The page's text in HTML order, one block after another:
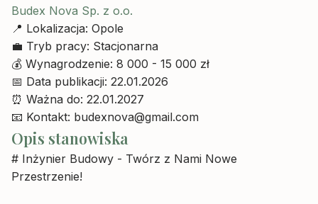
Budex Nova Sp. z o.o.
📍 Lokalizacja: Opole
💼 Tryb pracy: Stacjonarna
💰 Wynagrodzenie: 8 000 - 15 000 zł
📅 Data publikacji: 22.01.2026
⏰ Ważna do: 22.01.2027
📧 Kontakt: budexnova@gmail.com
Opis stanowiska
# Inżynier Budowy - Twórz z Nami Nowe
Przestrzenie!